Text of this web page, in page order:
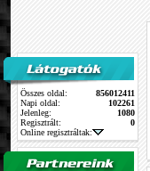
Összes oldal:
856012411
Napi oldal:
102261
Jelenleg:
1080
Regisztrált:
0
Online regisztráltak: